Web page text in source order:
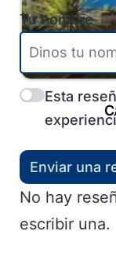
Tu nombre
Esta
Enviar una
No hay
escribir una.